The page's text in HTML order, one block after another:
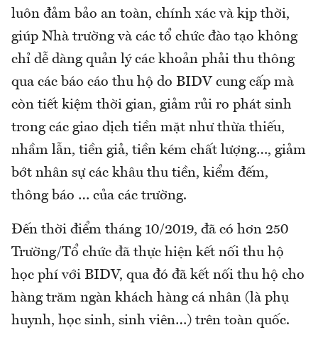
luôn đảm bảo an toàn, chính xác và kịp thời,
giúp Nhà trường và các tổ chức đào tạo không
chỉ dễ dàng quản lý các khoản phải thu thông
qua các báo cáo thu hộ do BIDV cung cấp mà
còn tiết kiệm thời gian, giảm rủi ro phát sinh
trong các giao dịch tiền mặt như thừa thiếu,
nhầm lẫn, tiền giả, tiền kém chất lượng…, giảm
bớt nhân sự các khâu thu tiền, kiểm đếm,
thông báo … của các trường.
Đến thời điểm tháng 10/2019, đã có hơn 250
Trường/Tổ chức đã thực hiện kết nối thu hộ
học phí với BIDV, qua đó đã kết nối thu hộ cho
hàng trăm ngàn khách hàng cá nhân (là phụ
huynh, học sinh, sinh viên…) trên toàn quốc.